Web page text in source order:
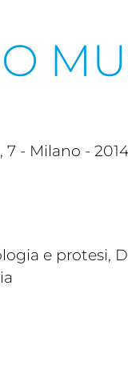
7 - Milano -
e protesi,